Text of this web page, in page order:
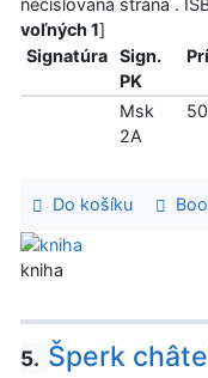
nečíslovaná strana .
voľných 1]
Signatúra
Sign.
PK
Msk
2A
Do košíku
kniha
5. Šperk